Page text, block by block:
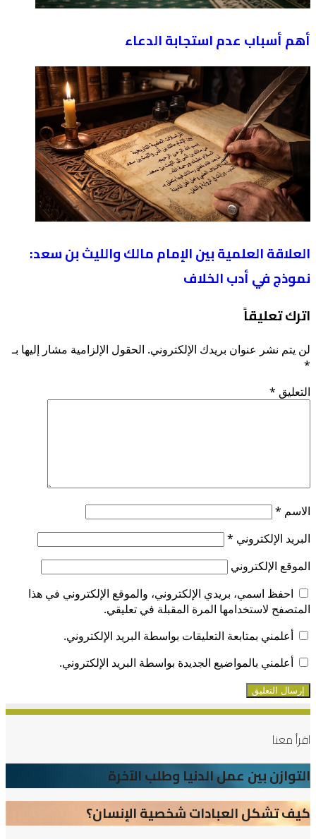
أهم أسباب عدم استجابة الدعاء
العلاقة العلمية بين الإمام مالك والليث بن سعد:
نموذج في أدب الخلاف
اترك تعليقاً
لن يتم نشر عنوان بريدك الإلكتروني. الحقول الإلزامية مشار إليها بـ
*
التعليق *
الاسم *
البريد الإلكتروني *
الموقع الإلكتروني
احفظ اسمي، بريدي الإلكتروني، والموقع الإلكتروني في هذا
المتصفح لاستخدامها المرة المقبلة في تعليقي.
أعلمني بمتابعة التعليقات بواسطة البريد الإلكتروني.
أعلمني بالمواضيع الجديدة بواسطة البريد الإلكتروني.
اقرأ معنا
التوازن
بين
عمل
التوازن بين عمل الدنيا وطلب الآخرة
كيف
تشكل
كيف تشكل العبادات شخصية الإنسان؟